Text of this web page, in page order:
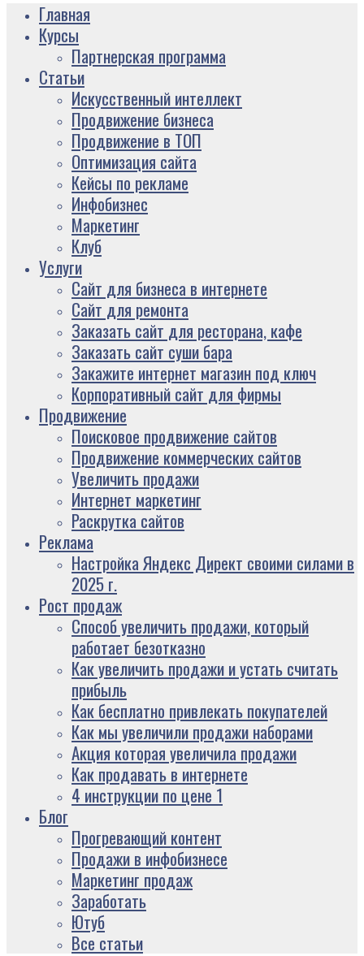
Главная
Курсы
Партнерская программа
Статьи
Искусственный интеллект
Продвижение бизнеса
Продвижение в ТОП
Оптимизация сайта
Кейсы по рекламе
Инфобизнес
Маркетинг
Клуб
Услуги
Сайт для бизнеса в интернете
Сайт для ремонта
Заказать сайт для ресторана, кафе
Заказать сайт суши бара
Закажите интернет магазин под ключ
Корпоративный сайт для фирмы
Продвижение
Поисковое продвижение сайтов
Продвижение коммерческих сайтов
Увеличить продажи
Интернет маркетинг
Раскрутка сайтов
Реклама
Настройка Яндекс Директ своими силами в
2025 г.
Рост продаж
Способ увеличить продажи, который
работает безотказно
Как увеличить продажи и устать считать
прибыль
Как бесплатно привлекать покупателей
Как мы увеличили продажи наборами
Акция которая увеличила продажи
Как продавать в интернете
4 инструкции по цене 1
Блог
Прогревающий контент
Продажи в инфобизнесе
Маркетинг продаж
Заработать
Ютуб
Все статьи